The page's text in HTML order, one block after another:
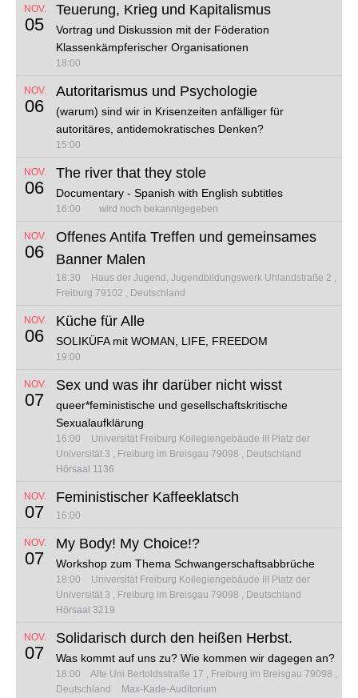
NOV.
05
Teuerung, Krieg und Kapitalismus
Vortrag und Diskussion mit der Föderation
Klassenkämpferischer Organisationen
18:00
NOV.
06
Autoritarismus und Psychologie
(warum) sind wir in Krisenzeiten anfälliger für
autoritäres, antidemokratisches Denken?
15:00
NOV.
06
The river that they stole
Documentary - Spanish with English subtitles
16:00 wird noch bekanntgegeben
NOV.
06
Offenes Antifa Treffen und gemeinsames
Banner Malen
18:30 Haus der Jugend, Jugendbildungswerk Uhlandstraße 2
Freiburg 79102
Deutschland
NOV.
06
Küche für Alle
SOLIKÜFA mit WOMAN, LIFE, FREEDOM
19:00
NOV.
07
Sex und was ihr darüber nicht wisst
queer*feministische und gesellschaftskritische
Sexualaufklärung
16:00 Universität Freiburg Kollegiengebäude III Platz der
Universität 3
Freiburg im Breisgau 79098
Deutschland
Hörsaal 1136
NOV.
07
Feministischer Kaffeeklatsch
16:00
NOV.
07
My Body! My Choice!?
Workshop zum Thema Schwangerschaftsabbrüche
18:00 Universität Freiburg Kollegiengebäude III Platz der
Universität 3
Freiburg im Breisgau 79098
Deutschland
Hörsaal 3219
NOV.
07
Solidarisch durch den heißen Herbst.
Was kommt auf uns zu? Wie kommen wir dagegen an?
18:00 Alte Uni Bertoldsstraße 17
Freiburg im Breisgau 79098
Deutschland
Max-Kade-Auditorium